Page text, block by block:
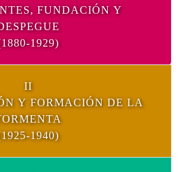
FUNDACIÓN Y
1929)
II
Y FORMACIÓN DE LA
1940)